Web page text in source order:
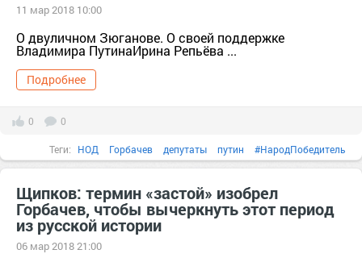
11 мар 2018 10:00
О двуличном Зюганове. О своей поддержке
Владимира ПутинаИрина Репьёва ...
Подробнее
0 0
Теги: НОД Горбачев депутаты путин #НародПобедитель
#Путин2018 Сажи Умалатова видео ссср #НОД #Федоров
#Россия предательство
Щипков: термин «застой» изобрел
Горбачев, чтобы вычеркнуть этот период
из русской истории
06 мар 2018 21:00